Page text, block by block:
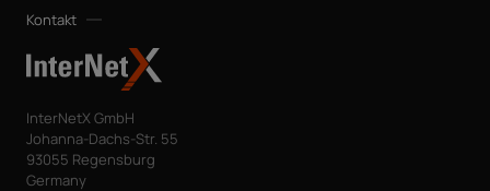
Kontakt
InterNetX GmbH
Johanna-Dachs-Str. 55
93055 Regensburg
Germany